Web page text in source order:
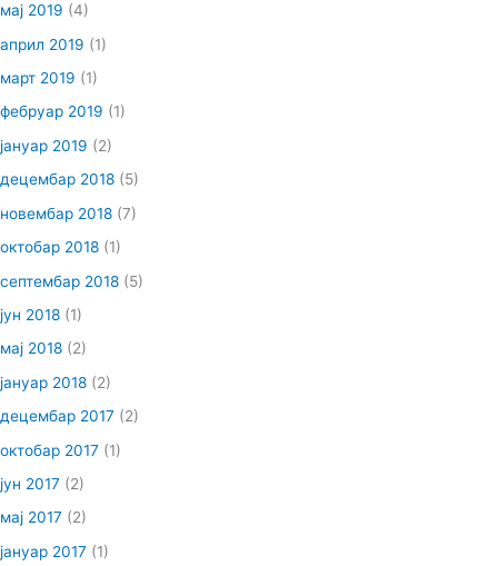
мај 2019 (4)
април 2019 (1)
март 2019 (1)
фебруар 2019 (1)
јануар 2019 (2)
децембар 2018 (5)
новембар 2018 (7)
октобар 2018 (1)
септембар 2018 (5)
јун 2018 (1)
мај 2018 (2)
јануар 2018 (2)
децембар 2017 (2)
октобар 2017 (1)
јун 2017 (2)
мај 2017 (2)
јануар 2017 (1)